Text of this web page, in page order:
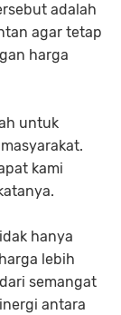
adalah
agar tetap
harga
untuk
kami
hanya
lebih
semangat
antara